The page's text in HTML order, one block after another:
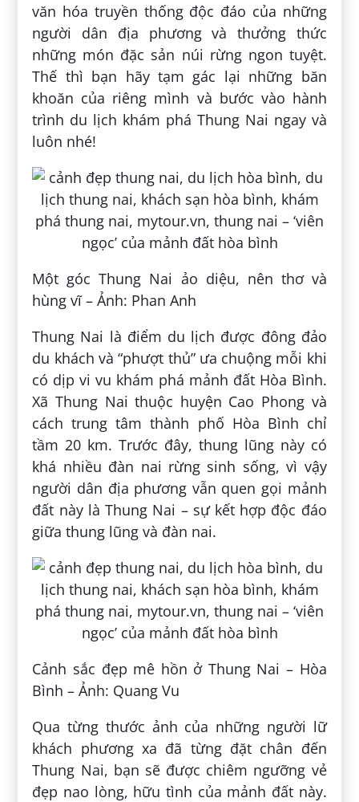
văn hóa truyền thống độc đáo của những
người dân địa phương và thưởng thức
những món đặc sản núi rừng ngon tuyệt.
Thế thì bạn hãy tạm gác lại những băn
khoăn của riêng mình và bước vào hành
trình du lịch khám phá Thung Nai ngay và
luôn nhé!
Một góc Thung Nai ảo diệu, nên thơ và
hùng vĩ – Ảnh: Phan Anh
Thung Nai là điểm du lịch được đông đảo
du khách và “phượt thủ” ưa chuộng mỗi khi
có dịp vi vu khám phá mảnh đất Hòa Bình.
Xã Thung Nai thuộc huyện Cao Phong và
cách trung tâm thành phố Hòa Bình chỉ
tầm 20 km. Trước đây, thung lũng này có
khá nhiều đàn nai rừng sinh sống, vì vậy
người dân địa phương vẫn quen gọi mảnh
đất này là Thung Nai – sự kết hợp độc đáo
giữa thung lũng và đàn nai.
Cảnh sắc đẹp mê hồn ở Thung Nai – Hòa
Bình – Ảnh: Quang Vu
Qua từng thước ảnh của những người lữ
khách phương xa đã từng đặt chân đến
Thung Nai, bạn sẽ được chiêm ngưỡng vẻ
đẹp nao lòng, hữu tình của mảnh đất này.